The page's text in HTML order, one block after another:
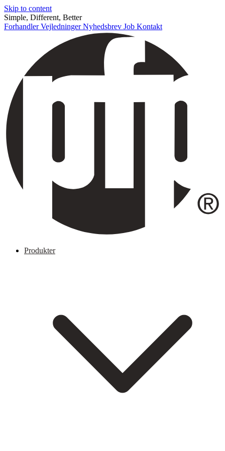
Skip to content
Simple, Different, Better
ForhandlerVejledningerNyhedsbrev Job Kontakt
Produkter